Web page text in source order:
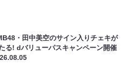
・田中美空のサイン入りチェキが
る! dバリューパスキャンペーン開催